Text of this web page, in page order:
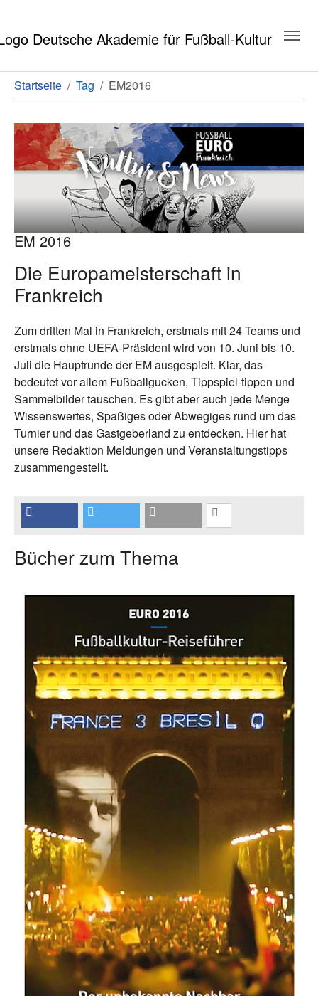
Sie sind hier:
Startseite Tag EM2016
EM 2016
Die Europameisterschaft in
Frankreich
Zum dritten Mal in Frankreich, erstmals mit 24 Teams und
erstmals ohne UEFA-Präsident wird von 10. Juni bis 10.
Juli die Hauptrunde der EM ausgespielt. Klar, das
bedeutet vor allem Fußballgucken, Tippspiel-tippen und
Sammelbilder tauschen. Es gibt aber auch jede Menge
Wissenswertes, Spaßiges oder Abwegiges rund um das
Turnier und das Gastgeberland zu entdecken. Hier hat
unsere Redaktion Meldungen und Veranstaltungstipps
zusammengestellt.
Bücher zum Thema